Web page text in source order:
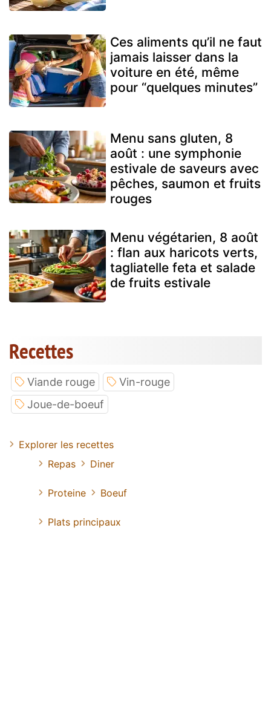
Ces aliments qu’il ne faut
jamais laisser dans la
voiture en été, même
pour “quelques minutes”
Menu sans gluten, 8
août : une symphonie
estivale de saveurs avec
pêches, saumon et fruits
rouges
Menu végétarien, 8 août
: flan aux haricots verts,
tagliatelle feta et salade
de fruits estivale
Recettes
Viande rouge
Vin-rouge
Joue-de-boeuf
Explorer les recettes
Repas
Diner
Proteine Boeuf
Plats principaux